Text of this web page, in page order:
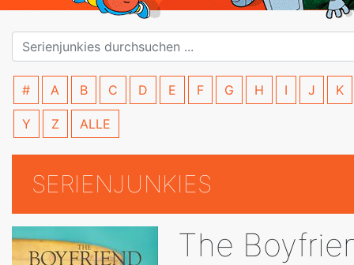
# A B C D E F G H I J K
Y Z ALLE
SERIENJUNKIES
The